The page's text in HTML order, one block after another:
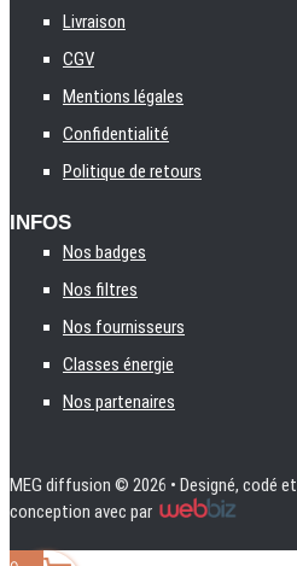
Livraison
CGV
Mentions légales
Confidentialité
Politique de retours
INFOS
Nos badges
Nos filtres
Nos fournisseurs
Classes énergie
Nos partenaires
MEG diffusion © 2026 • Designé, codé
conception avec par